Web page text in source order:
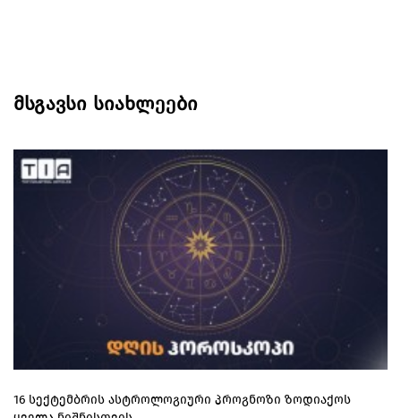
მსგავსი სიახლეები
16 სექტემბრის ასტროლოგიური პროგნოზი ზოდიაქოს